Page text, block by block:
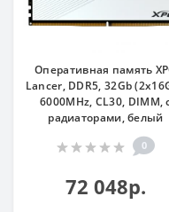
Оперативная память
Lancer, DDR5, 32Gb
6000MHz, CL30, DIMM,
радиаторами, белый
0
72 048р.